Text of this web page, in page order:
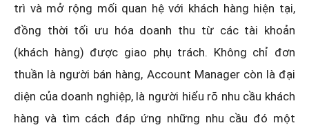
trì và mở rộng mối quan hệ với khách hàng hiện tại,
đồng thời tối ưu hóa doanh thu từ các tài khoản
(khách hàng) được giao phụ trách. Không chỉ đơn
thuần là người bán hàng, Account Manager còn là đại
diện của doanh nghiệp, là người hiểu rõ nhu cầu khách
hàng và tìm cách đáp ứng những nhu cầu đó một